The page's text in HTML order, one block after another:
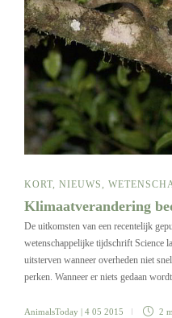
KORT, NIEUWS,
Klimaatverandering
De uitkomsten van een recentelijk
wetenschappelijke tijdschrift Science
uitsterven wanneer overheden niet
perken. Wanneer er niets gedaan
AnimalsToday | 4 05 2015 2